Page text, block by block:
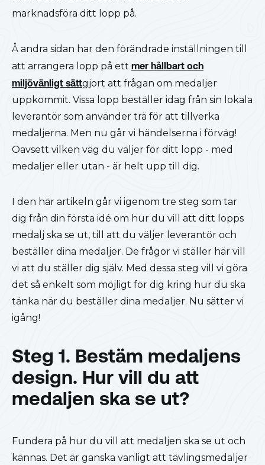
marknadsföra ditt lopp på.
Å andra sidan har den förändrade inställningen till
att arrangera lopp på ett mer hållbart och
miljövänligt sättgjort att frågan om medaljer
uppkommit. Vissa lopp beställer idag från sin lokala
leverantör som använder trä för att tillverka
medaljerna. Men nu går vi händelserna i förväg!
Oavsett vilken väg du väljer för ditt lopp - med
medaljer eller utan - är helt upp till dig.
I den här artikeln går vi igenom tre steg som tar
dig från din första idé om hur du vill att ditt lopps
medalj ska se ut, till att du väljer leverantör och
beställer dina medaljer. De frågor vi ställer här vill
vi att du ställer dig själv. Med dessa steg vill vi göra
det så enkelt som möjligt för dig kring hur du ska
tänka när du beställer dina medaljer. Nu sätter vi
igång!
Steg 1. Bestäm medaljens
design. Hur vill du att
medaljen ska se ut?
Fundera på hur du vill att medaljen ska se ut och
kännas. Det är ganska vanligt att tävlingsmedaljer